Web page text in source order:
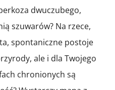
dwuczubego,
szuwarów? Na rzece,
spontaniczne postoje
ale i dla Twojego
chronionych są